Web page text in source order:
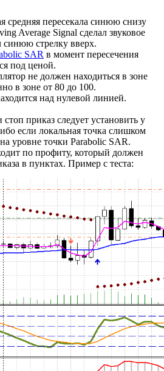
средняя пересекала синюю снизу
Average Signal сделал звуковое
синюю стрелку вверх.
SAR в момент пересечения
под ценой.
не должен находиться в зоне
в зоне от 80 до 100.
над нулевой линией.
приказ следует установить у
если локальная точка слишком
уровне точки Parabolic SAR.
по профиту, который должен
в пунктах. Пример с теста: